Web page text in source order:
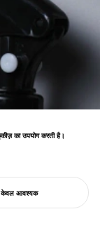
की आदतों और जीवन की
का उपयोग करती है।
केवल आवश्यक